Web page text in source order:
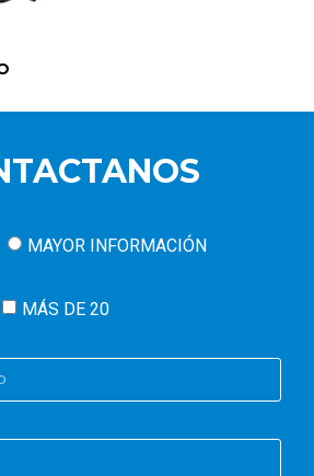
MAYOR INFORMACIÓN
MÁS DE 20